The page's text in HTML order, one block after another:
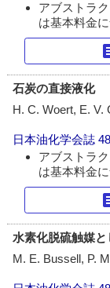
アブストラ
は基本料金に
石炭の直接液化
H. C. Woert, E. V.
日本油化学会誌
アブストラ
は基本料金に
水素化脱硫触媒
M. E. Bussell, P.